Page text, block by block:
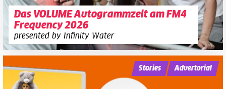
Das VOLUME Autogrammzelt am FM4
Frequency 2026
presented by Infinity Water
Stories Advertorial